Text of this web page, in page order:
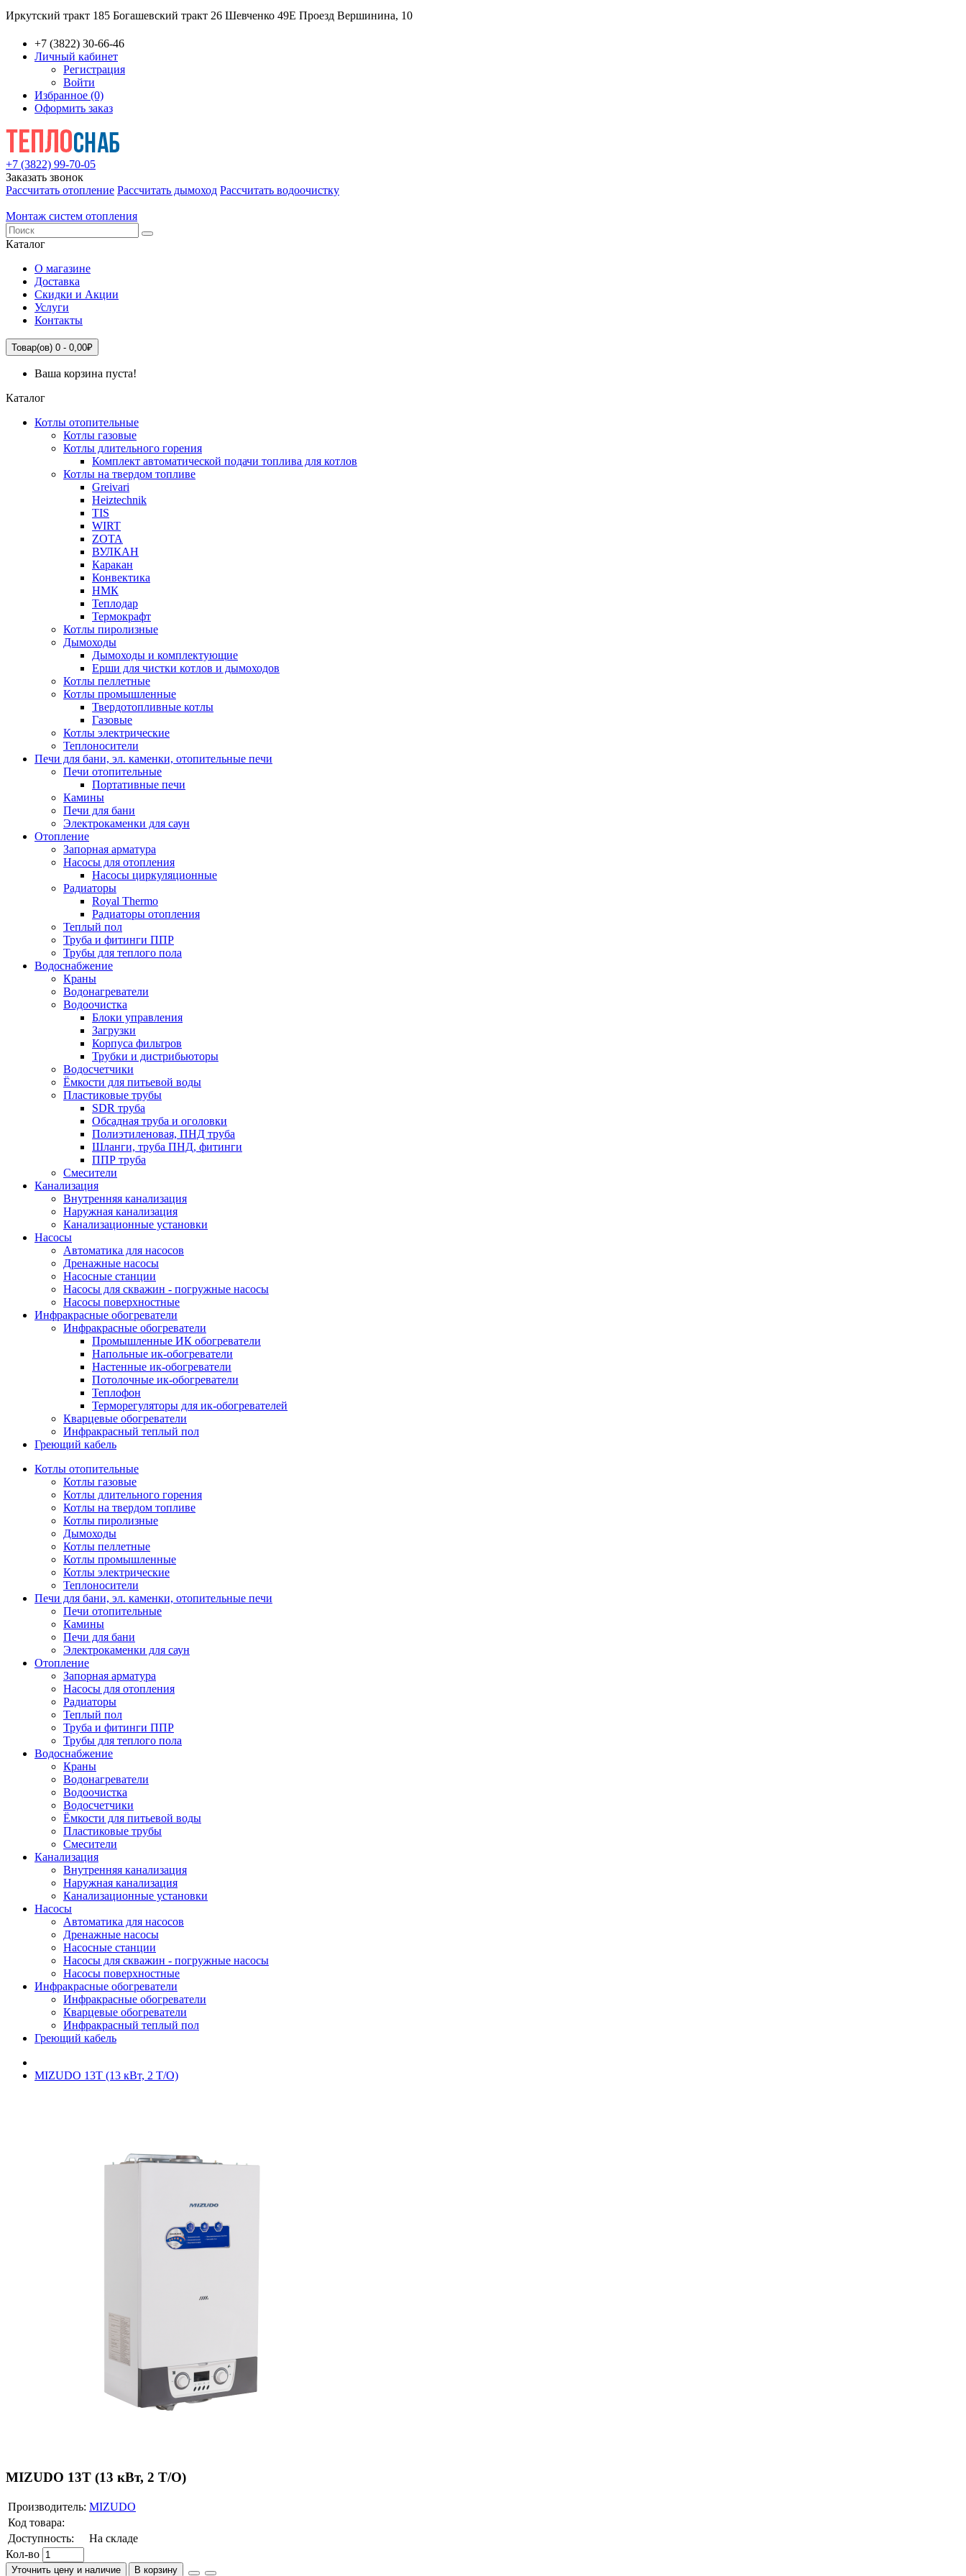
Иркутский тракт 185 Богашевский тракт 26 Шевченко 49Е Проезд Вершинина, 10
+7 (3822) 30-66-46
Личный кабинет
Регистрация
Войти
Избранное (0)
Оформить заказ
+7 (3822) 99-70-05
Заказать звонок
Рассчитать отопление Рассчитать дымоход Рассчитать водоочистку
Монтаж систем отопления
Каталог
О магазине
Доставка
Скидки и Акции
Услуги
Контакты
Товар(ов) 0 - 0,00₽
Ваша корзина пуста!
Каталог
Котлы отопительные
Котлы газовые
Котлы длительного горения
Комплект автоматической подачи топлива для котлов
Котлы на твердом топливе
Greivari
Heiztechnik
TIS
WIRT
ZOTA
ВУЛКАН
Каракан
Конвектика
НМК
Теплодар
Термокрафт
Котлы пиролизные
Дымоходы
Дымоходы и комплектующие
Ерши для чистки котлов и дымоходов
Котлы пеллетные
Котлы промышленные
Твердотопливные котлы
Газовые
Котлы электрические
Теплоносители
Печи для бани, эл. каменки, отопительные печи
Печи отопительные
Портативные печи
Камины
Печи для бани
Электрокаменки для саун
Отопление
Запорная арматура
Насосы для отопления
Насосы циркуляционные
Радиаторы
Royal Thermo
Радиаторы отопления
Теплый пол
Труба и фитинги ППР
Трубы для теплого пола
Водоснабжение
Краны
Водонагреватели
Водоочистка
Блоки управления
Загрузки
Корпуса фильтров
Трубки и дистрибьюторы
Водосчетчики
Ёмкости для питьевой воды
Пластиковые трубы
SDR труба
Обсадная труба и оголовки
Полиэтиленовая, ПНД труба
Шланги, труба ПНД, фитинги
ППР труба
Смесители
Канализация
Внутренняя канализация
Наружная канализация
Канализационные установки
Насосы
Автоматика для насосов
Дренажные насосы
Насосные станции
Насосы для скважин - погружные насосы
Насосы поверхностные
Инфракрасные обогреватели
Инфракрасные обогреватели
Промышленные ИК обогреватели
Напольные ик-обогреватели
Настенные ик-обогреватели
Потолочные ик-обогреватели
Теплофон
Терморегуляторы для ик-обогревателей
Кварцевые обогреватели
Инфракрасный теплый пол
Греющий кабель
Котлы отопительные
Котлы газовые
Котлы длительного горения
Котлы на твердом топливе
Котлы пиролизные
Дымоходы
Котлы пеллетные
Котлы промышленные
Котлы электрические
Теплоносители
Печи для бани, эл. каменки, отопительные печи
Печи отопительные
Камины
Печи для бани
Электрокаменки для саун
Отопление
Запорная арматура
Насосы для отопления
Радиаторы
Теплый пол
Труба и фитинги ППР
Трубы для теплого пола
Водоснабжение
Краны
Водонагреватели
Водоочистка
Водосчетчики
Ёмкости для питьевой воды
Пластиковые трубы
Смесители
Канализация
Внутренняя канализация
Наружная канализация
Канализационные установки
Насосы
Автоматика для насосов
Дренажные насосы
Насосные станции
Насосы для скважин - погружные насосы
Насосы поверхностные
Инфракрасные обогреватели
Инфракрасные обогреватели
Кварцевые обогреватели
Инфракрасный теплый пол
Греющий кабель
MIZUDO 13Т (13 кВт, 2 Т/O)
MIZUDO 13Т (13 кВт, 2 Т/O)
Производитель: MIZUDO
Код товара:
Доступность:
На складе
Кол-во
В корзину
Уточнить цену и наличие